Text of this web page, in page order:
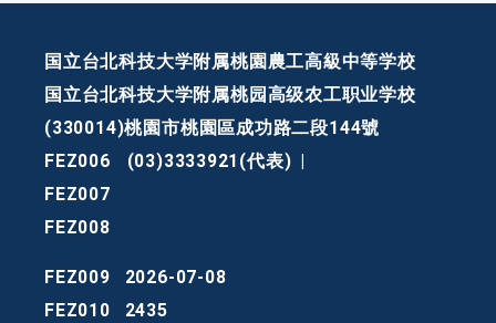
国立台北科技大学附属桃園農工高級中等学校
国立台北科技大学附属桃园高级农工职业学校
(330014)桃園市桃園區成功路二段144號
FEZ006
(03)3333921(代表)
FEZ007
FEZ008
FEZ009
2026-07-08
FEZ010
2435